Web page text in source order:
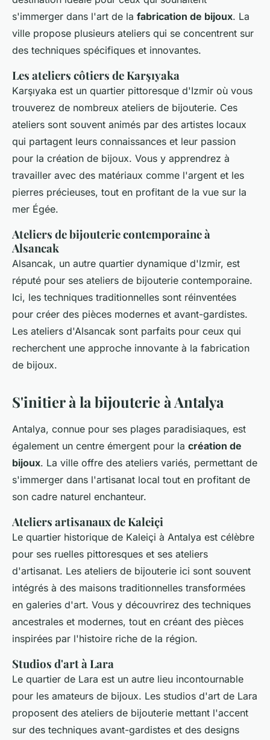
s'immerger dans l'art de la fabrication de bijoux. La
ville propose plusieurs ateliers qui se concentrent sur
des techniques spécifiques et innovantes.
Les ateliers côtiers de Karşıyaka
Karşıyaka est un quartier pittoresque d'Izmir où vous
trouverez de nombreux ateliers de bijouterie. Ces
ateliers sont souvent animés par des artistes locaux
qui partagent leurs connaissances et leur passion
pour la création de bijoux. Vous y apprendrez à
travailler avec des matériaux comme l'argent et les
pierres précieuses, tout en profitant de la vue sur la
mer Égée.
Ateliers de bijouterie contemporaine à
Alsancak
Alsancak, un autre quartier dynamique d'Izmir, est
réputé pour ses ateliers de bijouterie contemporaine.
Ici, les techniques traditionnelles sont réinventées
pour créer des pièces modernes et avant-gardistes.
Les ateliers d'Alsancak sont parfaits pour ceux qui
recherchent une approche innovante à la fabrication
de bijoux.
S'initier à la bijouterie à Antalya
Antalya, connue pour ses plages paradisiaques, est
également un centre émergent pour la création de
bijoux. La ville offre des ateliers variés, permettant de
s'immerger dans l'artisanat local tout en profitant de
son cadre naturel enchanteur.
Ateliers artisanaux de Kaleiçi
Le quartier historique de Kaleiçi à Antalya est célèbre
pour ses ruelles pittoresques et ses ateliers
d'artisanat. Les ateliers de bijouterie ici sont souvent
intégrés à des maisons traditionnelles transformées
en galeries d'art. Vous y découvrirez des techniques
ancestrales et modernes, tout en créant des pièces
inspirées par l'histoire riche de la région.
Studios d'art à Lara
Le quartier de Lara est un autre lieu incontournable
pour les amateurs de bijoux. Les studios d'art de Lara
proposent des ateliers de bijouterie mettant l'accent
sur des techniques avant-gardistes et des designs